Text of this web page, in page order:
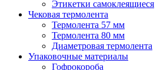
Этикетки самоклеящиеся
Чековая термолента
Термолента 57 мм
Термолента 80 мм
Диаметровая термолента
Упаковочные материалы
Гофрокороба